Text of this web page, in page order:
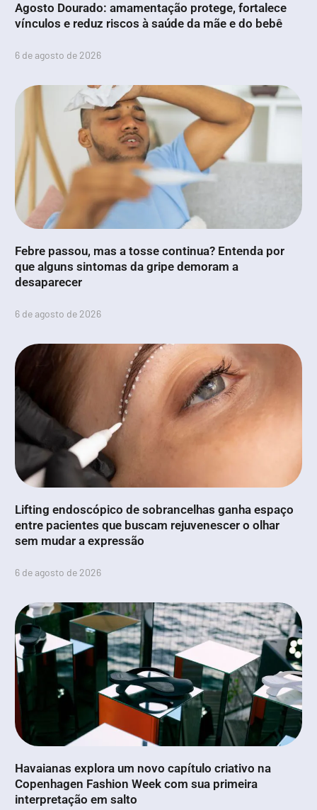
Agosto Dourado: amamentação protege, fortalece
vínculos e reduz riscos à saúde da mãe e do bebê
6 de agosto de 2026
Febre passou, mas a tosse continua? Entenda por
que alguns sintomas da gripe demoram a
desaparecer
6 de agosto de 2026
Lifting endoscópico de sobrancelhas ganha espaço
entre pacientes que buscam rejuvenescer o olhar
sem mudar a expressão
6 de agosto de 2026
Havaianas explora um novo capítulo criativo na
Copenhagen Fashion Week com sua primeira
interpretação em salto